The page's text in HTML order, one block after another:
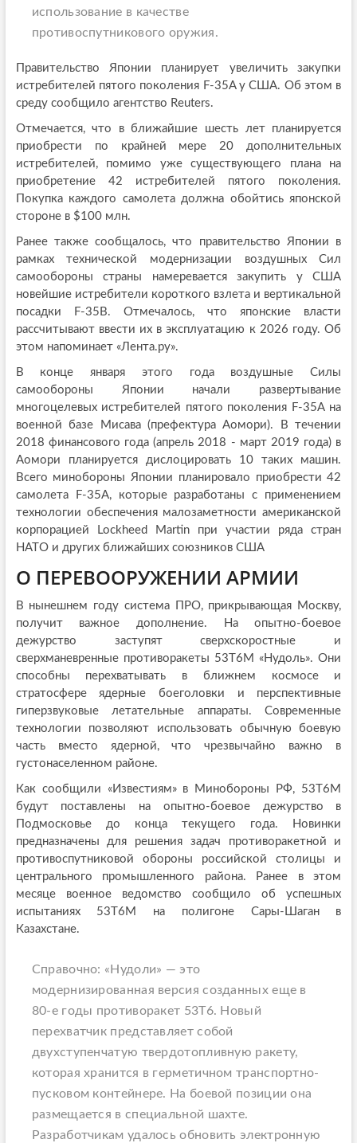
использование в качестве
противоспутникового оружия.
Правительство Японии планирует увеличить закупки
истребителей пятого поколения F-35A у США. Об этом в
среду сообщило агентство Reuters.
Отмечается, что в ближайшие шесть лет планируется
приобрести по крайней мере 20 дополнительных
истребителей, помимо уже существующего плана на
приобретение 42 истребителей пятого поколения.
Покупка каждого самолета должна обойтись японской
стороне в $100 млн.
Ранее также сообщалось, что правительство Японии в
рамках технической модернизации воздушных Сил
самообороны страны намеревается закупить у США
новейшие истребители короткого взлета и вертикальной
посадки F-35B. Отмечалось, что японские власти
рассчитывают ввести их в эксплуатацию к 2026 году. Об
этом напоминает «Лента.ру».
В конце января этого года воздушные Силы
самообороны Японии начали развертывание
многоцелевых истребителей пятого поколения F-35А на
военной базе Мисава (префектура Аомори). В течении
2018 финансового года (апрель 2018 - март 2019 года) в
Аомори планируется дислоцировать 10 таких машин.
Всего минобороны Японии планировало приобрести 42
самолета F-35A, которые разработаны с применением
технологии обеспечения малозаметности американской
корпорацией Lockheed Martin при участии ряда стран
НАТО и других ближайших союзников США
О ПЕРЕВООРУЖЕНИИ АРМИИ
В нынешнем году система ПРО, прикрывающая Москву,
получит важное дополнение. На опытно-боевое
дежурство заступят сверхскоростные и
сверхманевренные противоракеты 53Т6М «Нудоль». Они
способны перехватывать в ближнем космосе и
стратосфере ядерные боеголовки и перспективные
гиперзвуковые летательные аппараты. Современные
технологии позволяют использовать обычную боевую
часть вместо ядерной, что чрезвычайно важно в
густонаселенном районе.
Как сообщили «Известиям» в Минобороны РФ, 53Т6М
будут поставлены на опытно-боевое дежурство в
Подмосковье до конца текущего года. Новинки
предназначены для решения задач противоракетной и
противоспутниковой обороны российской столицы и
центрального промышленного района. Ранее в этом
месяце военное ведомство сообщило об успешных
испытаниях 53Т6М на полигоне Сары-Шаган в
Казахстане.
Справочно: «Нудоли» — это
модернизированная версия созданных еще в
80-е годы противоракет 53Т6. Новый
перехватчик представляет собой
двухступенчатую твердотопливную ракету,
которая хранится в герметичном транспортно-
пусковом контейнере. На боевой позиции она
размещается в специальной шахте.
Разработчикам удалось обновить электронную